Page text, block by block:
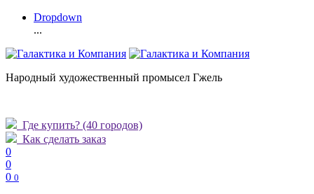
Dropdown
...
Народный художественный промысел Гжель
Где купить? (40 городов)
Как сделать заказ
0
0
0 0